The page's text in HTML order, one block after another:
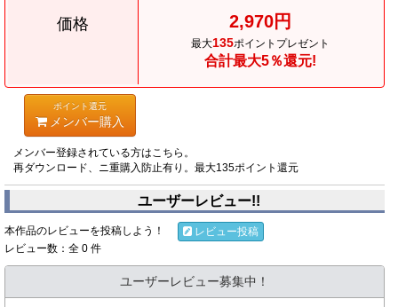
価格 2,970円
最大135ポイントプレゼント
合計最大5％還元!
ポイント還元
メンバー購入
メンバー登録されている方はこちら。
再ダウンロード、ニ重購入防止有り。最大135ポイント還元
ユーザーレビュー!!
本作品のレビューを投稿しよう！
レビュー投稿
レビュー数：全 0 件
ユーザーレビュー募集中！